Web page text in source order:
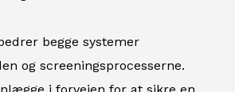
begge systemer
og screeningsprocesserne.
i forvejen for at sikre en